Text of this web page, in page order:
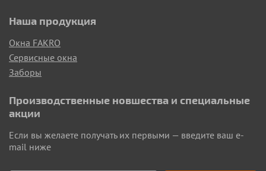
Наша продукция
Окна FAKRO
Сервисные окна
Заборы
Производственные новшества и специальные
акции
Если вы желаете получать их первыми — введите ваш e-
mail ниже